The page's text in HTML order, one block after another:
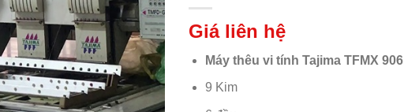
Giá liên hệ
Máy thêu vi tính Tajima TFMX 906
9 Kim